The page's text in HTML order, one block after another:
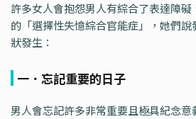
許多女人會抱怨男人有綜合了表達障
的「選擇性失憶綜合官能症」，她們
狀發生：
一．忘記重要的日子
男人會忘記許多非常重要且極具紀念